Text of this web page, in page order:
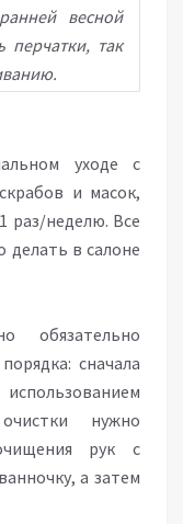
весной
перчатки, так
уходе с
и масок,
раз/неделю. Все
в салоне
обязательно
сначала
нужно
рук с
а затем